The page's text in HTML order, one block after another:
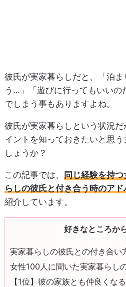
彼氏が実家暮らしだと、「泊
う…」「遊びに行ってもいい
でしまう事もありますよね。
彼氏が実家暮らしという状況
イントを知っておきたいと思
しょうか？
この記事では、 同じ経験を持
らしの彼氏と付き合う時のアド
紹介しています。
好きなところか
実家暮らしの彼氏との付き合い
女性100人に聞いた実家暮らし
【1位】彼の家族とも仲良くなる